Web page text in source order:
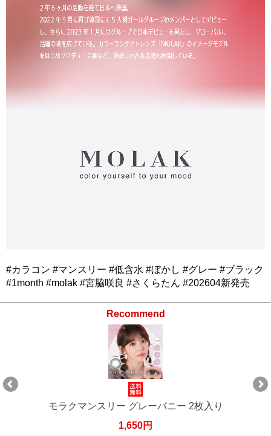
#カラコン #マンスリー #低含水 #ぼかし #グレー #ブラック
#1month #molak #宮脇咲良 #さくらたん #202604新発売
Recommend
モラクマンスリー グレーバニー 2枚入り（×2箱）
3,300円